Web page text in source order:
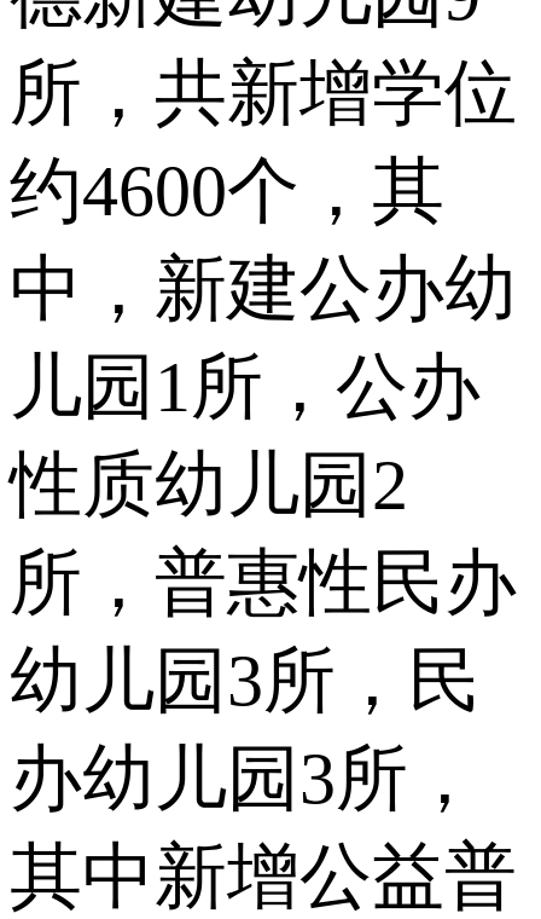
所，共新增学位
约4600个，其
中，新建公办幼
儿园1所，公办
性质幼儿园2
所，普惠性民办
幼儿园3所，民
办幼儿园3所，
其中新增公益普